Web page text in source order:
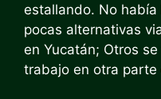
estallando. No
pocas alternativas
en Yucatán; Otros
trabajo en otra parte